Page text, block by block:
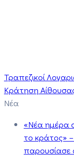
Τραπεζικοί
Κράτηση
Νέα
«Νέα ημέρα
το κράτος» –
παρουσίασε